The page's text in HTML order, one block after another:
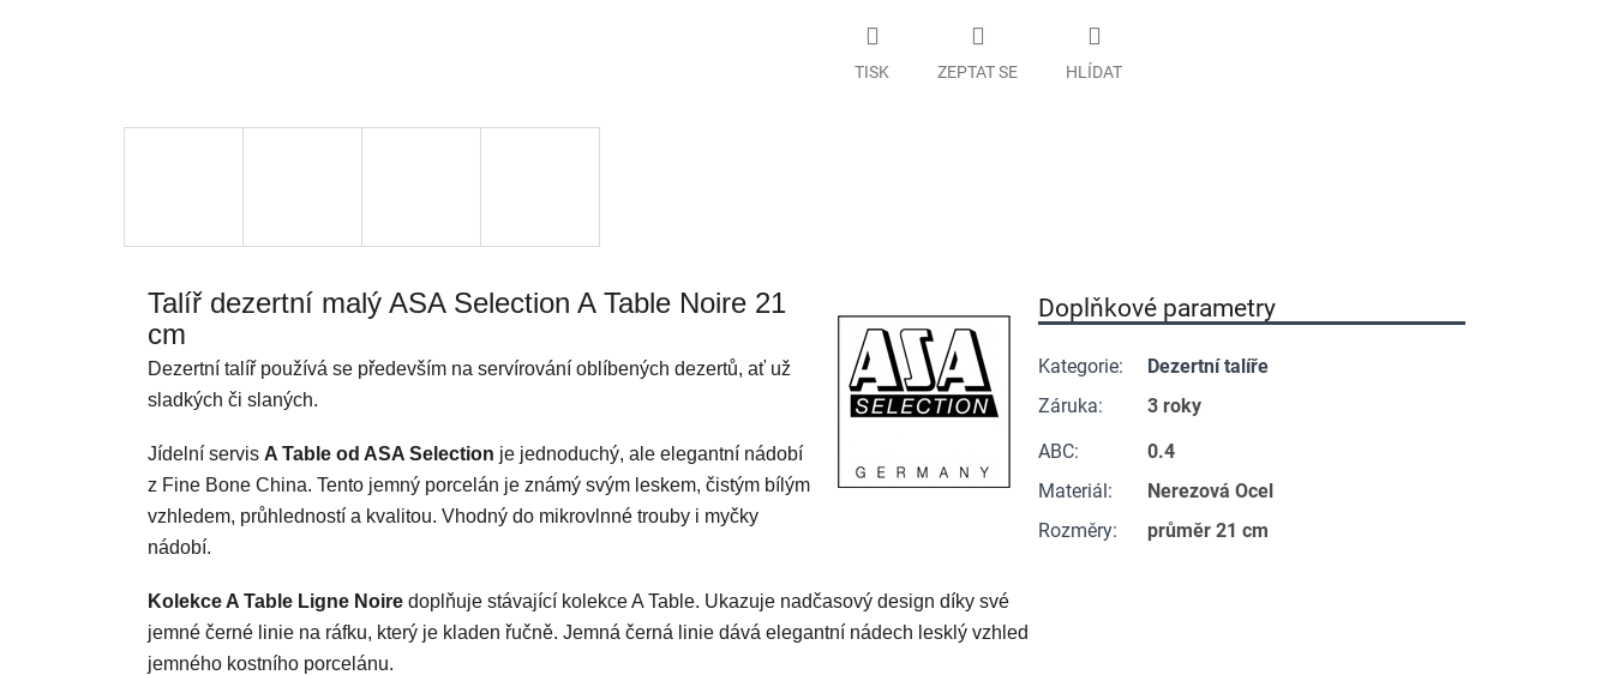
TISK ZEPTAT SE HLÍDAT
Talíř dezertní malý ASA Selection A Table Noire 21
cm
Dezertní talíř používá se především na servírování oblíbených dezertů, ať už
sladkých či slaných.
Jídelní servis A Table od ASA Selection je jednoduchý, ale elegantní nádobí
z Fine Bone China. Tento jemný porcelán je známý svým leskem, čistým bílým
vzhledem, průhledností a kvalitou. Vhodný do mikrovlnné trouby i myčky
nádobí.
Kolekce A Table Ligne Noire doplňuje stávající kolekce A Table. Ukazuje nadčasový design díky své
jemné černé linie na ráfku, který je kladen řučně. Jemná černá linie dává elegantní nádech lesklý vzhled
jemného kostního porcelánu.
Doplňkové parametry
Kategorie:
Dezertní talíře
Záruka:
3 roky
ABC:
0.4
Materiál :
Nerezová Ocel
Rozměry: průměr 21 cm